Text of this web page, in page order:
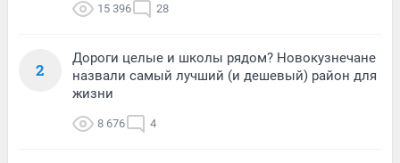
15 396 28
2
Дороги целые и школы рядом? Новокузнечане
назвали самый лучший (и дешевый) район для
жизни
8 676 4